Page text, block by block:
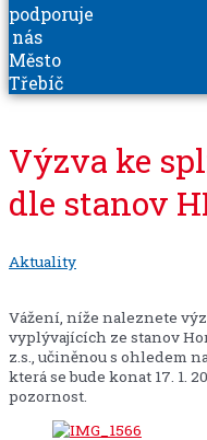
podporuje
nás
Město
Třebíč
Výzva ke
dle stanov
Aktuality
Vážení, níže naleznete
vyplývajících ze stanov
z.s., učiněnou s ohledem
která se bude konat 17. 1.
pozornost.